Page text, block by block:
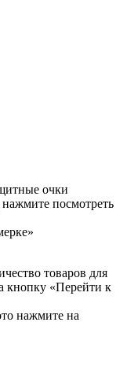
очки
посмотреть
товаров для
кнопку «Перейти к
нажмите на